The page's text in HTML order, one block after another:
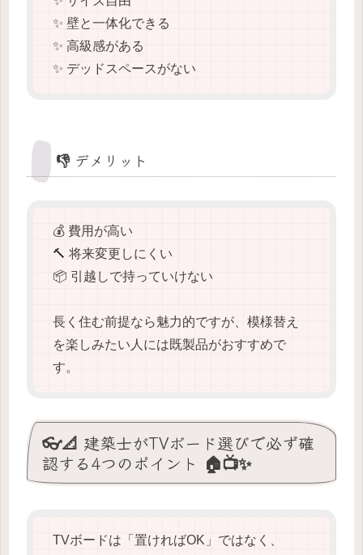
✨ 壁と一体化できる
✨ 高級感がある
✨ デッドスペースがない
👎 デメリット
💰 費用が高い
🔨 将来変更しにくい
📦 引越しで持っていけない
長く住む前提なら魅力的ですが、模様替え
を楽しみたい人には既製品がおすすめで
す。
👓📐 建築士がTVボード選びで必ず確
認する4つのポイント 🏠📺✨
TVボードは「置ければOK」ではなく、